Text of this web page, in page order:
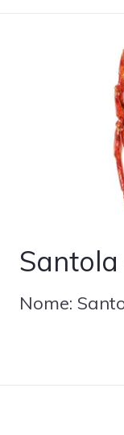
Nome: